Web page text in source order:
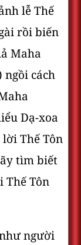
lễ Thế
rồi biến
Maha
cách
Dạ-xoa
Thế Tôn
tìm biết
Thế Tôn
người